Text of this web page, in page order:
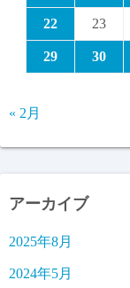
22 23
29 30
« 2月
アーカイブ
2025年8月
2024年5月